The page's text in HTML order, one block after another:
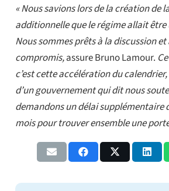
« Nous savions lors de la création de
additionnelle que le régime allait
Nous sommes prêts à la discussion et
compromis,assure Bruno Lamour.
c’est cette accélération du
d’un gouvernement qui dit nous
demandons un délai supplémentaire
mois pour trouver ensemble une